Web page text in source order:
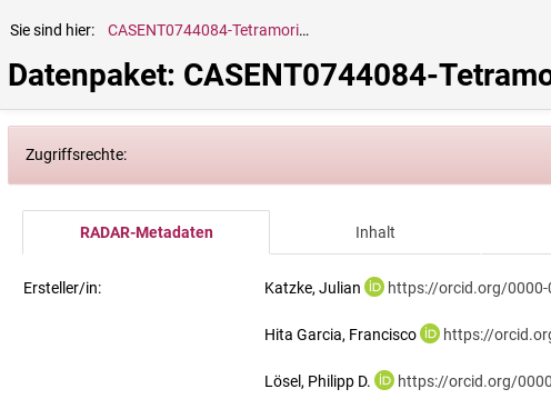
Sie sind hier: CASENT0744084-Tetramorium.kraepelini
Datenpaket: CASENT0744084-
Zugriffsrechte:
RADAR-Metadaten Inhalt
Ersteller/in: Katzke, Julian https://orcid.org/0000-
Hita Garcia, Francisco https://
Lösel, Philipp D. https://orcid.org/